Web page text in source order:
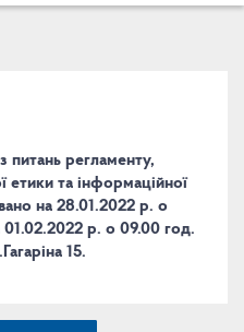
питань регламенту,
етики та інформаційної
на 28.01.2022 р. о
р. о 09.00 год.
15.